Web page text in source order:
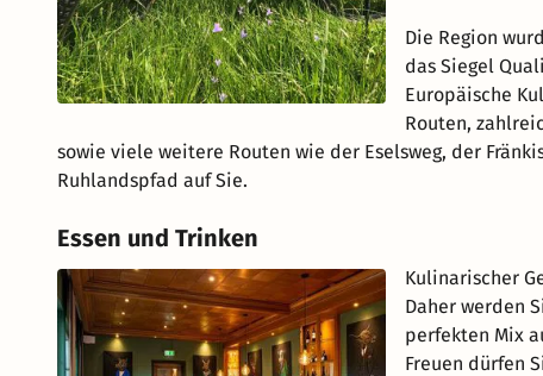
Die Region
das Siegel
Europäische
Routen,
sowie viele weitere Routen wie der Eselsweg, der
Ruhlandspfad auf Sie.
Essen und Trinken
Kulinarischer
Daher werden
perfekten Mix
Freuen dürfen